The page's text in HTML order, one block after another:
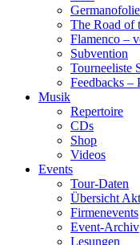
The Road of
Flamenco –
Subvention
Tourneeliste
Feedbacks –
Musik
Repertoire
CDs
Shop
Videos
Events
Tour-Daten
Übersicht
Firmenevents
Event-Archiv
Lesungen